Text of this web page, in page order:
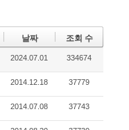
날짜 조회 수
2024.07.01 334674
2014.12.18 37779
2014.07.08 37743